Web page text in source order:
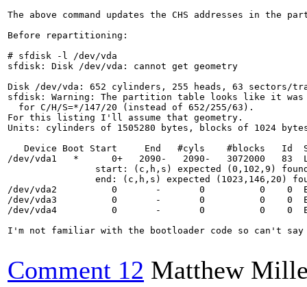
The above command updates the CHS addresses in
Before repartitioning:
# sfdisk -l /dev/vda
sfdisk: Disk /dev/vda: cannot get geometry
Disk /dev/vda: 652 cylinders, 255 heads, 63 sectors/
sfdisk: Warning: The partition table looks like it was
  for C/H/S=*/147/20 (instead of 652/255/63).
For this listing I'll assume that geometry.
Units: cylinders of 1505280 bytes, blocks of 1024
Device Boot Start     End   #cyls    #blocks   Id
/dev/vda1   *      0+   2090-   2090-   3072000   83
/dev/vda2          0       -       0          0    0
/dev/vda3          0       -       0          0    0
/dev/vda4          0       -       0          0    0
I'm not familiar with the bootloader code so can't
Comment 12 Matthew